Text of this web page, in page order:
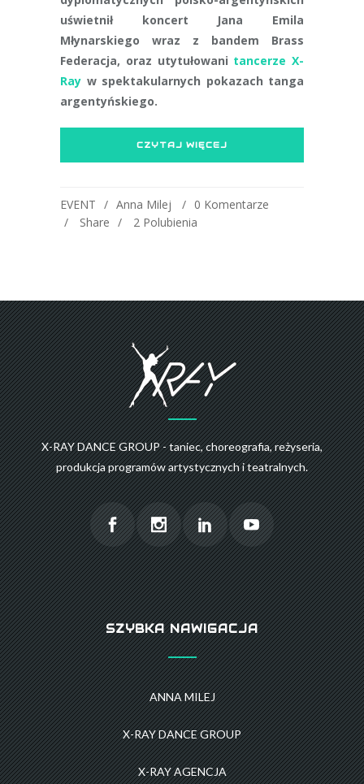
uświetnił koncert Jana Emila
Młynarskiego wraz z bandem Brass
Federacja, oraz utytułowani tancerze X-
Ray w spektakularnych pokazach tanga
argentyńskiego.
CZYTAJ WIĘCEJ
EVENT Anna Milej
0 Komentarze
Share
2 Polubienia
X-RAY DANCE GROUP - taniec, choreografia, reżyseria,
produkcja programów artystycznych i teatralnych.
SZYBKA NAWIGACJA
ANNA MILEJ
X-RAY DANCE GROUP
X-RAY AGENCJA